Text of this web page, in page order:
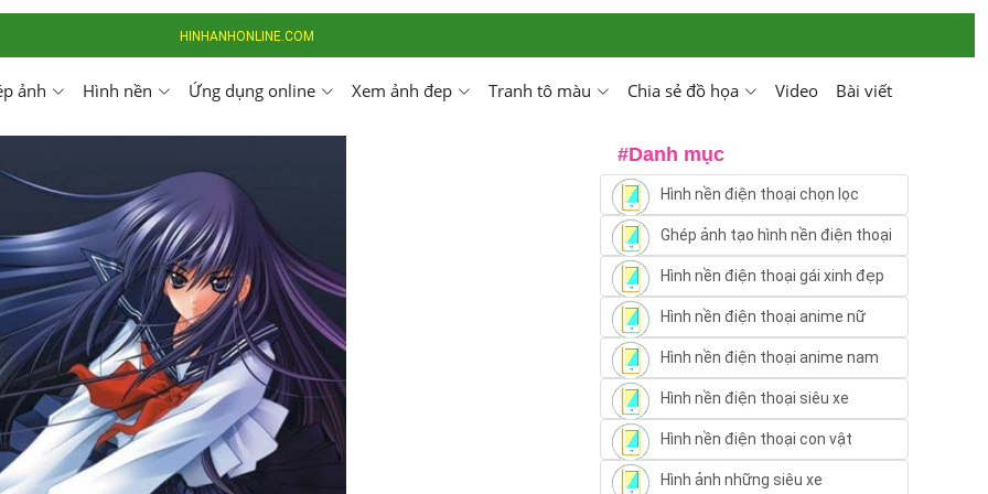
HINHANHONLINE.COM
ảnh Hình nền Ứng dụng online Xem ảnh đep Tranh tô màu Chia sẻ đồ họa Video Bài viết
#Danh mục
Hình nền điện thoại chọn lọc
Ghép ảnh tạo hình nền điện thoại
Hình nền điện thoại gái xinh đẹp
Hình nền điện thoại anime nữ
Hình nền điện thoại anime nam
Hình nền điện thoại siêu xe
Hình nền điện thoại con vật
Hình ảnh những siêu xe